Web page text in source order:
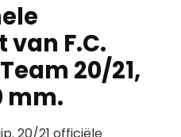
F.C.
20/21,
mm.